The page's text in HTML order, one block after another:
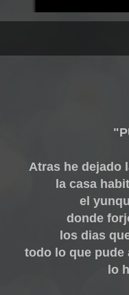
Atras he dejado
la casa
el
donde
los dias
todo lo que pude
lo